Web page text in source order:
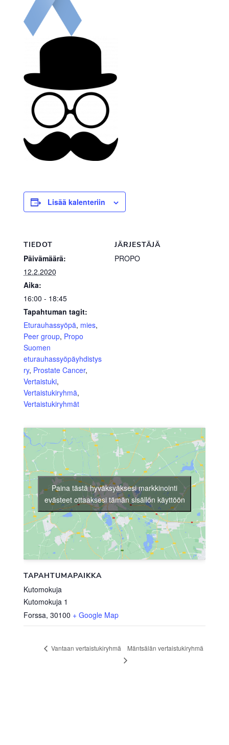
Lisää kalenteriin
TIEDOT
Päivämäärä:
12.2.2020
Aika:
16:00 - 18:45
Tapahtuman tagit:
Eturauhassyöpä, mies,
Peer group, Propo
Suomen
eturauhassyöpäyhdistys
ry, Prostate Cancer,
Vertaistuki,
Vertaistukiryhmä,
Vertaistukiryhmät
JÄRJESTÄJÄ
PROPO
TAPAHTUMAPAIKKA
Kutomokuja
Kutomokuja 1
Forssa, 30100 + Google Map
Paina tästä hyväksyäksesi markkinointi
evästeet ottaaksesi tämän sisällön käyttöön
Vantaan vertaistukiryhmä Mäntsälän vertaistukiryhmä